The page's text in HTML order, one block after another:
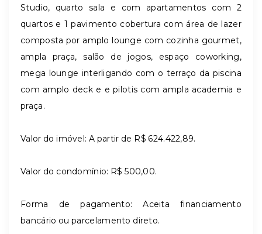
Studio, quarto sala e com apartamentos com 2
quartos e 1 pavimento cobertura com área de lazer
composta por amplo lounge com cozinha gourmet,
ampla praça, salão de jogos, espaço coworking,
mega lounge interligando com o terraço da piscina
com amplo deck e e pilotis com ampla academia e
praça.
Valor do imóvel: A partir de R$ 624.422,89.
Valor do condomínio: R$ 500,00.
Forma de pagamento: Aceita financiamento
bancário ou parcelamento direto.